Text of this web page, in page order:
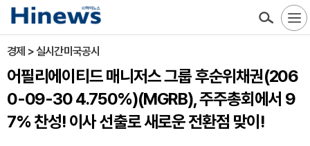
경제 > 실시간미국공시
어필리에이티드 매니저스 그룹 후순위채권(206
0-09-30 4.750%)(MGRB), 주주총회에서 9
7% 찬성! 이사 선출로 새로운 전환점 맞이!